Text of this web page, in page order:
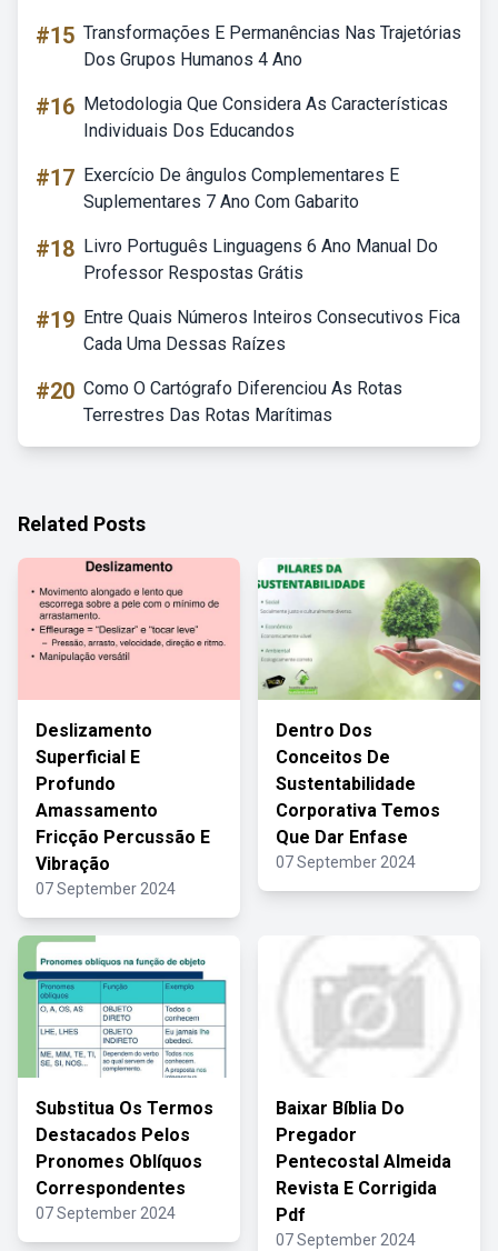
#15 Transformações E Permanências Nas Trajetórias
Dos Grupos Humanos 4 Ano
#16 Metodologia Que Considera As Características
Individuais Dos Educandos
#17 Exercício De ângulos Complementares E
Suplementares 7 Ano Com Gabarito
#18 Livro Português Linguagens 6 Ano Manual Do
Professor Respostas Grátis
#19 Entre Quais Números Inteiros Consecutivos Fica
Cada Uma Dessas Raízes
#20 Como O Cartógrafo Diferenciou As Rotas
Terrestres Das Rotas Marítimas
Related Posts
Deslizamento
Superficial E
Profundo
Amassamento
Fricção Percussão E
Vibração
07 September 2024
Dentro Dos
Conceitos De
Sustentabilidade
Corporativa Temos
Que Dar Enfase
07 September 2024
Substitua Os Termos
Destacados Pelos
Pronomes Oblíquos
Correspondentes
07 September 2024
Baixar Bíblia Do
Pregador
Pentecostal Almeida
Revista E Corrigida
Pdf
07 September 2024